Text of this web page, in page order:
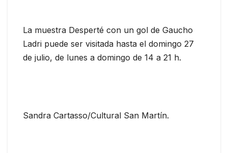
La muestra Desperté con un gol de Gaucho
Ladri puede ser visitada hasta el domingo 27
de julio, de lunes a domingo de 14 a 21 h.
Sandra Cartasso/Cultural San Martín.